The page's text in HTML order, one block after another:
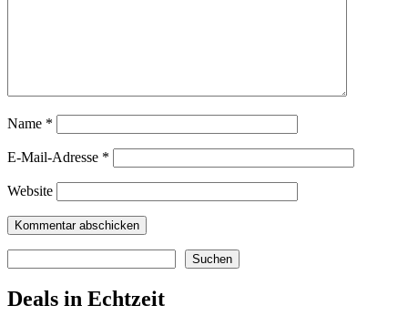
Name *
E-Mail-Adresse *
Website
Suchen
Deals in Echtzeit